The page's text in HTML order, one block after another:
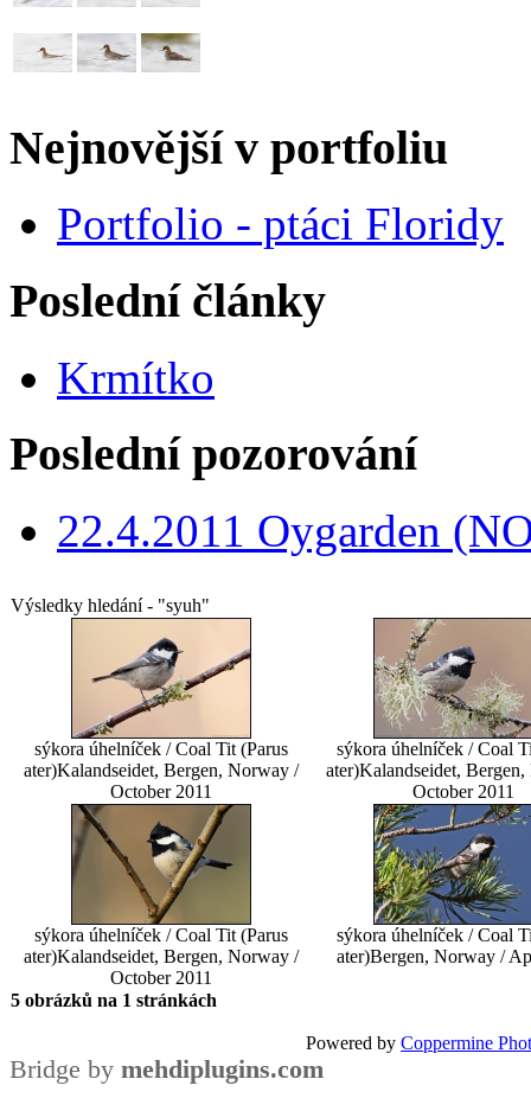
Nejnovější v portfoliu
Portfolio - ptáci Floridy
Poslední články
Krmítko
Poslední pozorování
22.4.2011 Oygarden
Výsledky hledání - "syuh"
sýkora úhelníček / Coal Tit (Parus
ater)Kalandseidet, Bergen, Norway /
October 2011
sýkora úhelníček / Coal
ater)Kalandseidet,
October 2011
sýkora úhelníček / Coal Tit (Parus
ater)Kalandseidet, Bergen, Norway /
October 2011
sýkora úhelníček / Coal
ater)Bergen, Norway /
5 obrázků na 1 stránkách
Powered by Coppermine
Bridge by mehdiplugins.com